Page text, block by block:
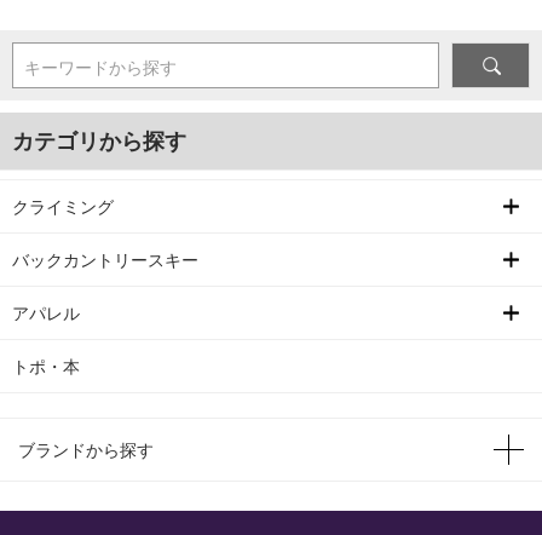
キーワードから探す
カテゴリから探す
クライミング
バックカントリースキー
アパレル
トポ・本
ブランドから探す